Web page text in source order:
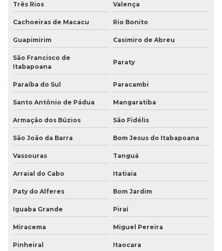
Três Rios Valença
Cachoeiras de Macacu Rio Bonito
Guapimirim Casimiro de Abreu
São Francisco de
Itabapoana
Paraty
Paraíba do Sul Paracambi
Santo Antônio de Pádua Mangaratiba
Armação dos Búzios São Fidélis
São João da Barra Bom Jesus do Itabapoana
Vassouras Tanguá
Arraial do Cabo Itatiaia
Paty do Alferes Bom Jardim
Iguaba Grande Piraí
Miracema Miguel Pereira
Pinheiral Itaocara